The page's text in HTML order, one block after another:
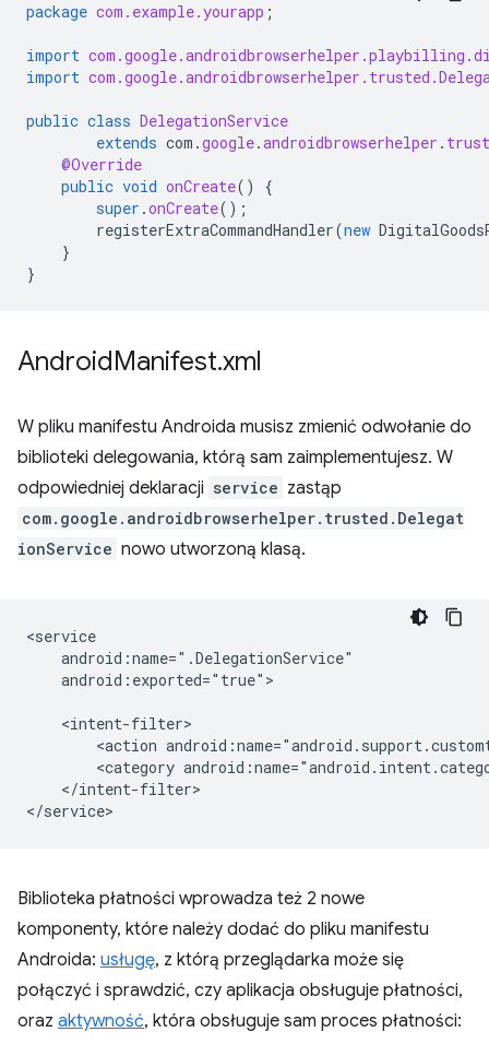
package com.example.yourapp ;
import
import
public class DelegationService
extends com .google.androidbrowserhelper .
@Override
public void onCreate()
{
super .onCreate();
registerExtraCommandHandler(new
}
}
AndroidManifest.xml
W pliku manifestu Androida musisz zmienić odwołanie do
biblioteki delegowania, którą sam zaimplementujesz. W
odpowiedniej deklaracji service zastąp
com.google.androidbrowserhelper.trusted.Delegat
ionService nowo utworzoną klasą.
android:exported="true">
<action
<category
</intent-filter>
Biblioteka płatności wprowadza też 2 nowe
komponenty, które należy dodać do pliku manifestu
Androida: usługę, z którą przeglądarka może się
połączyć i sprawdzić, czy aplikacja obsługuje płatności,
oraz aktywność, która obsługuje sam proces płatności: